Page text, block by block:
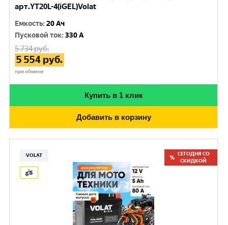
арт.YT20L-4(iGEL)Volat
Емкость:20 Ач
Пусковой ток:330 A
5 734руб.
5 554 руб.
при обмене
Купить в 1 клик
Добавить в корзину
VOLAT
СЕГОДНЯ СО
СКИДКОЙ